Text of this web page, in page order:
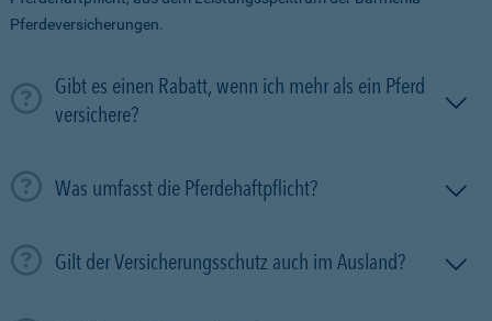
Pferdeversicherungen.
Gibt es einen Rabatt, wenn ich mehr als ein Pferd
versichere?
Was umfasst die Pferdehaftpflicht?
Gilt der Versicherungsschutz auch im Ausland?